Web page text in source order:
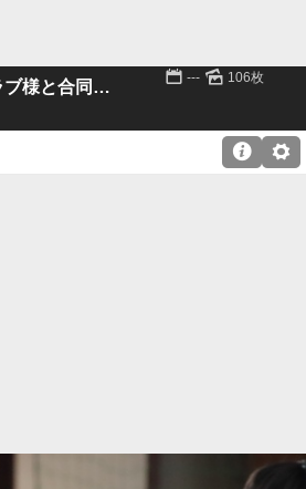
南輝ドッジボールクラブ様と合同練習 📅 --- 🌄 106枚
⚙
